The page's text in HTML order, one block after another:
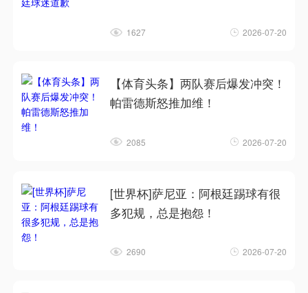
1627 2026-07-20
【体育头条】两队赛后爆发冲突！
帕雷德斯怒推加维！
2085 2026-07-20
[世界杯]萨尼亚：阿根廷踢球有很
多犯规，总是抱怨！
2690 2026-07-20